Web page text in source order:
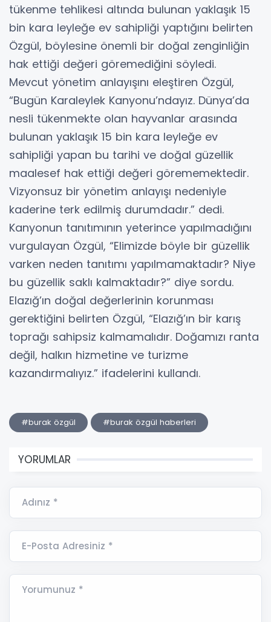
tükenme tehlikesi altında bulunan yaklaşık 15
bin kara leyleğe ev sahipliği yaptığını belirten
Özgül, böylesine önemli bir doğal zenginliğin
hak ettiği değeri göremediğini söyledi.
Mevcut yönetim anlayışını eleştiren Özgül,
“Bugün Karaleylek Kanyonu’ndayız. Dünya’da
nesli tükenmekte olan hayvanlar arasında
bulunan yaklaşık 15 bin kara leyleğe ev
sahipliği yapan bu tarihi ve doğal güzellik
maalesef hak ettiği değeri görememektedir.
Vizyonsuz bir yönetim anlayışı nedeniyle
kaderine terk edilmiş durumdadır.” dedi.
Kanyonun tanıtımının yeterince yapılmadığını
vurgulayan Özgül, “Elimizde böyle bir güzellik
varken neden tanıtımı yapılmamaktadır? Niye
bu güzellik saklı kalmaktadır?” diye sordu.
Elazığ’ın doğal değerlerinin korunması
gerektiğini belirten Özgül, “Elazığ’ın bir karış
toprağı sahipsiz kalmamalıdır. Doğamızı ranta
değil, halkın hizmetine ve turizme
kazandırmalıyız.” ifadelerini kullandı.
#burak özgül #burak özgül haberleri
YORUMLAR
Adınız *
E-Posta Adresiniz *
Yorumunuz *